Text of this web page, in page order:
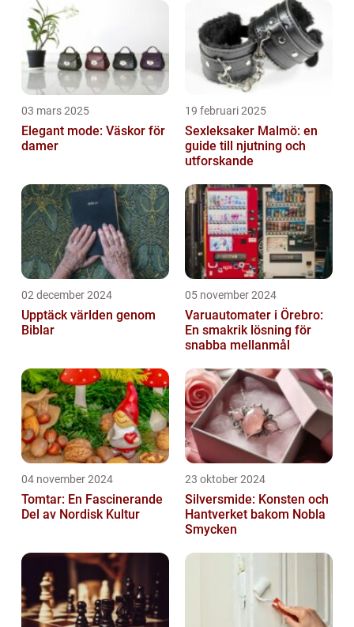
03 mars 2025
Elegant mode: Väskor för
damer
19 februari 2025
Sexleksaker Malmö: en
guide till njutning och
utforskande
02 december 2024
Upptäck världen genom
Biblar
05 november 2024
Varuautomater i Örebro:
En smakrik lösning för
snabba mellanmål
04 november 2024
Tomtar: En Fascinerande
Del av Nordisk Kultur
23 oktober 2024
Silversmide: Konsten och
Hantverket bakom Nobla
Smycken